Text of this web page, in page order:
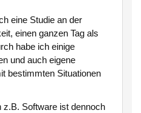
eine Studie an der
einen ganzen Tag als
habe ich einige
und auch eigene
bestimmten Situationen
z.B. Software ist dennoch